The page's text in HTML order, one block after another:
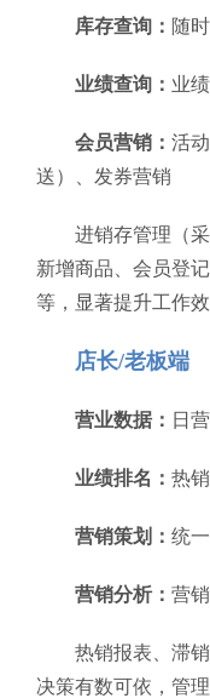
库存查询： 随
业绩查询： 业
会员营销： 活
送）、发券营销
进销存管理（
新增商品、会员登
等，显著提升工作
店长/老板端
营业数据： 日
业绩排名： 热
营销策划： 统
营销分析： 营
热销报表、滞
决策有数可依，管